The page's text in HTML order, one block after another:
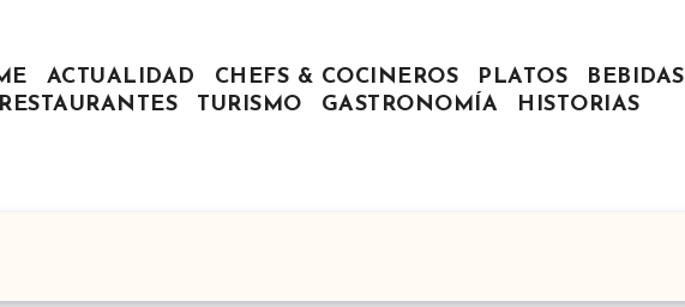
ACTUALIDAD CHEFS & COCINEROS PLATOS
BEBIDAS
RESTAURANTES
TURISMO GASTRONOMÍA HISTORIAS